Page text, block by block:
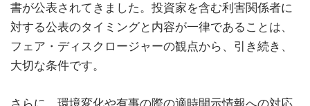
書が公表されてきました。投資家を含む利害関係者に
対する公表のタイミングと内容が一律であることは、
フェア・ディスクロージャーの観点から、引き続き、
大切な条件です。